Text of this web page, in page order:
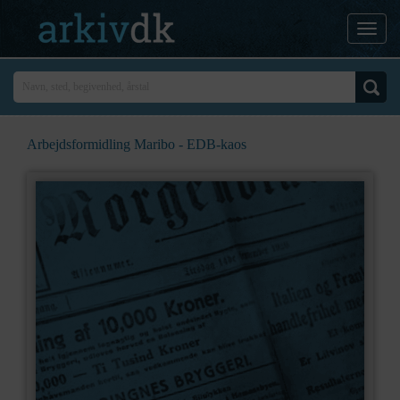
Arbejdsformidling Maribo - EDB-kaos